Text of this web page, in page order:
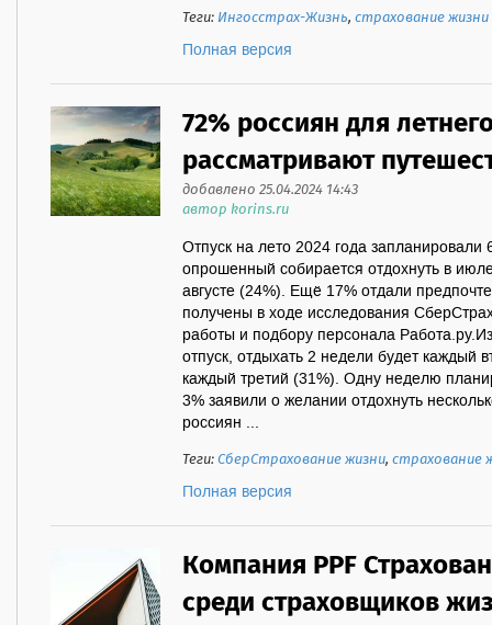
Теги:Ингосстрах-Жизнь,страхование жизни
Полная версия
72% россиян для
рассматривают
добавлено 25.04.2024 14:43
автор korins.ru
Отпуск на лето 2024 года
опрошенный собирается отдохнуть в
августе (24%). Ещё 17% отдали
получены в ходе исследования
работы и подбору персонала
отпуск, отдыхать 2 недели будет каждый
каждый третий (31%). Одну неделю
3% заявили о желании отдохнуть
россиян ...
Теги:СберСтрахование жизни,страхование
Полная версия
Компания PPF
среди страховщиков